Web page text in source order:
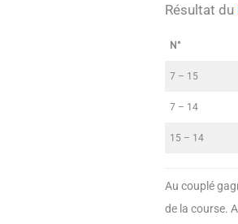
Résultat du
N°
7 – 15
7 – 14
15 – 14
Au couplé
de la course.